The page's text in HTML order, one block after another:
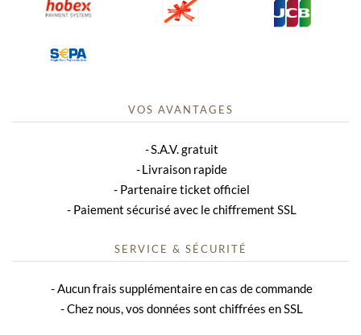
VOS AVANTAGES
S.A.V. gratuit
Livraison rapide
Partenaire ticket officiel
Paiement sécurisé avec le chiffrement SSL
SERVICE & SÉCURITÉ
Aucun frais supplémentaire en cas de commande
Chez nous, vos données sont chiffrées en SSL